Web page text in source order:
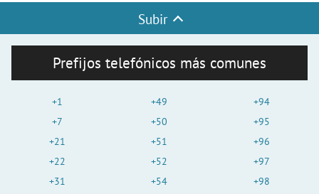
Subir
Prefijos telefónicos más comunes
+1
+7
+21
+22
+31
+49
+50
+51
+52
+54
+94
+95
+96
+97
+98